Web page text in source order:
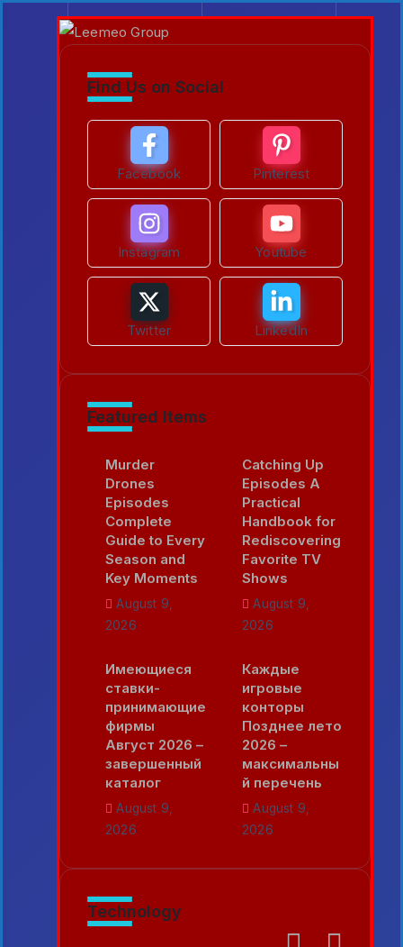
Find Us on Social
Facebook Pinterest
Instagram Youtube
Twitter LinkedIn
Featured Items
Murder
Drones
Episodes
Complete
Guide to Every
Season and
Key Moments
August 9,
2026
Catching Up
Episodes A
Practical
Handbook for
Rediscovering
Favorite TV
Shows
August 9,
2026
Имеющиеся
ставки-
принимающие
фирмы
Август 2026 –
завершенный
каталог
August 9,
2026
Каждые
игровые
конторы
Позднее лето
2026 –
максимальны
й перечень
August 9,
2026
Technology